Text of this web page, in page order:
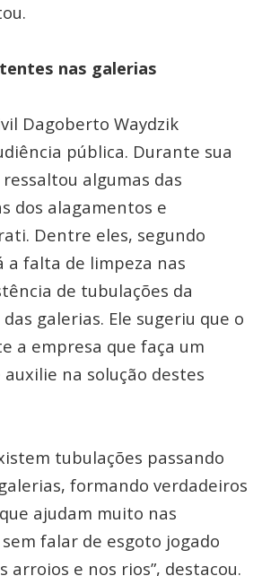
nas galerias
Dagoberto Waydzik
pública. Durante sua
algumas das
dos alagamentos e
Dentre eles, segundo
a falta de limpeza nas
de tubulações da
galerias. Ele sugeriu que o
a empresa que faça um
na solução destes
tubulações passando
formando verdadeiros
ajudam muito nas
falar de esgoto jogado
arroios e nos rios”, destacou.